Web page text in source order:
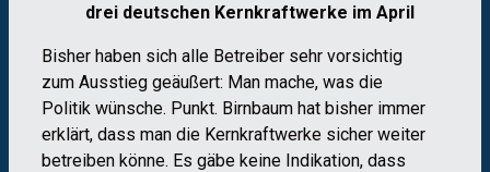
drei deutschen Kernkraftwerke im April
Bisher haben sich alle Betreiber sehr vorsichtig
zum Ausstieg geäußert: Man mache, was die
Politik wünsche. Punkt. Birnbaum hat bisher immer
erklärt, dass man die Kernkraftwerke sicher weiter
betreiben könne. Es gäbe keine Indikation, dass